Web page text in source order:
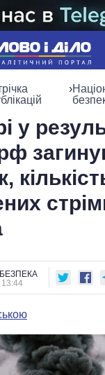
НОВИНИ
СВІТ
ПОЛIТИКИ
І ОФІС
ІНФОГРАФІКА
ВІДЕО
›
у
13:44